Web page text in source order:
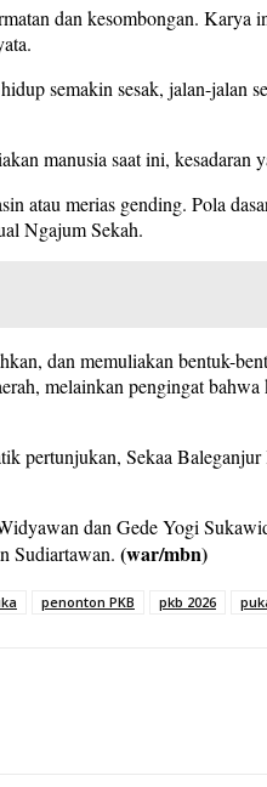
dan kesombongan. Karya
semakin sesak, jalan-jalan
manusia saat ini,
atau merias gending. Pola
Ngajum Sekah.
dan memuliakan bentuk-
melainkan pengingat
pertunjukan, Sekaa
dan Gede Yogi
Sudiartawan. (war/mbn)
penonton PKB pkb 2026